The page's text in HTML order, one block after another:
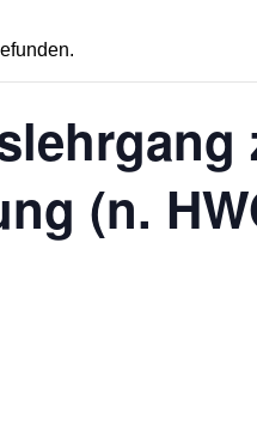
(n.